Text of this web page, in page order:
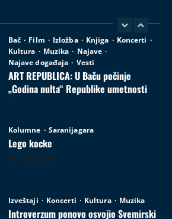
05.08.2026
Kolumne Saranijagara
Lego kocke
02.08.2026
Introverzum ponovo osvojio Svemirski
muzej
Begej ponovo spaja ljude: Zrenjanin